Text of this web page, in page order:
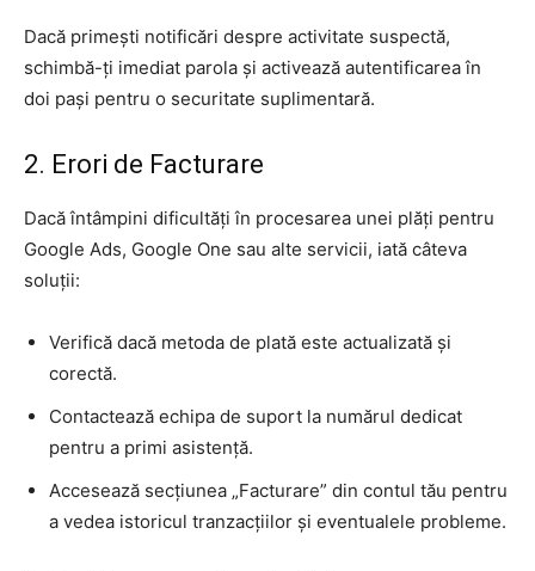
Dacă primești notificări despre activitate suspectă,
schimbă-ți imediat parola și activează autentificarea în
doi pași pentru o securitate suplimentară.
2. Erori de Facturare
Dacă întâmpini dificultăți în procesarea unei plăți pentru
Google Ads, Google One sau alte servicii, iată câteva
soluții:
Verifică dacă metoda de plată este actualizată și
corectă.
Contactează echipa de suport la numărul dedicat
pentru a primi asistență.
Accesează secțiunea „Facturare” din contul tău pentru
a vedea istoricul tranzacțiilor și eventualele probleme.